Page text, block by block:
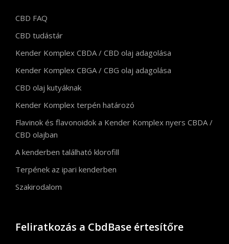
CBD FAQ
CBD tudástár
Kender Komplex CBDA / CBD olaj adagolása
Kender Komplex CBGA / CBG olaj adagolása
CBD olaj kutyáknak
Kender Komplex terpén határozó
Flavinok és flavonoidok a Kender Komplex nyers CBDA /
CBD olajban
A kenderben található klorofill
Terpének az ipari kenderben
Szakirodalom
Feliratkozás a CbdBase értesítőre